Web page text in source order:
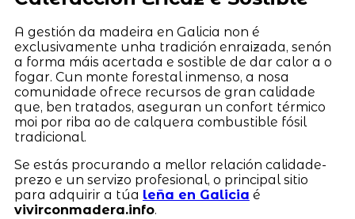
A gestión da madeira en Galicia non é
exclusivamente unha tradición enraizada, senón
a forma máis acertada e sostible de dar calor a o
fogar. Cun monte forestal inmenso, a nosa
comunidade ofrece recursos de gran calidade
que, ben tratados, aseguran un confort térmico
moi por riba ao de calquera combustible fósil
tradicional.
Se estás procurando a mellor relación calidade-
prezo e un servizo profesional, o principal sitio
para adquirir a túa leña en Galicia é
vivirconmadera.info.